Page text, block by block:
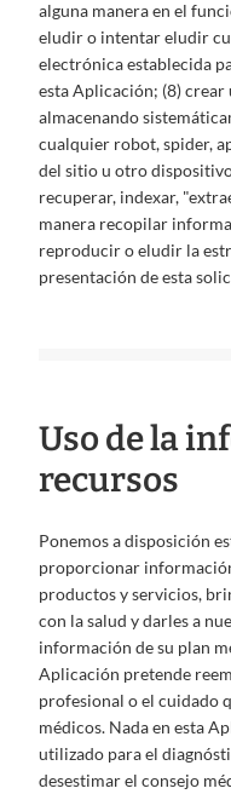
alguna manera en el
eludir o intentar eludir
electrónica establecida
esta Aplicación; (8) crear
almacenando
cualquier robot, spider,
del sitio u otro
recuperar, indexar,
manera recopilar
reproducir o eludir la
presentación de esta
Uso de la
recursos
Ponemos a disposición
proporcionar
productos y servicios,
con la salud y darles a
información de su plan
Aplicación pretende
profesional o el cuidado
médicos. Nada en esta
utilizado para el
desestimar el consejo